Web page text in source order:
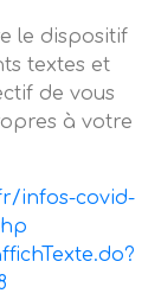
le dispositif
textes et
de vous
à votre
infos-covid-